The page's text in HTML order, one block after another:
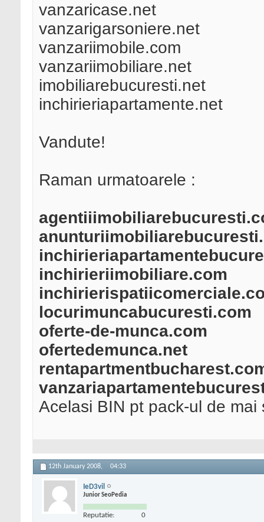
vanzaricase.net
vanzarigarsoniere.net
vanzariimobile.com
vanzariimobiliare.net
imobiliarebucuresti.net
inchirieriapartamente.net
Vandute!
Raman urmatoarele :
inchirieriimobiliare.com
locurimuncabucuresti.com
oferte-de-munca.com
ofertedemunca.net
Acelasi BIN pt pack-ul de mai
12th January 2008, 04:33
IeD3vil
Junior SeoPedia
Reputatie: 0